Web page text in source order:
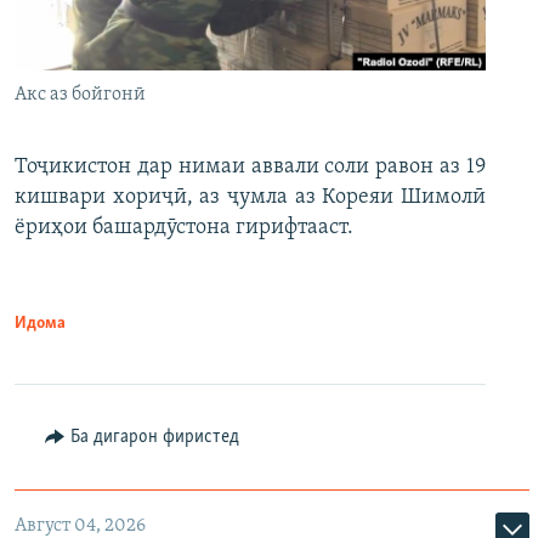
Акс аз бойгонӣ
Тоҷикистон дар нимаи аввали соли равон аз 19
кишвари хориҷӣ, аз ҷумла аз Кореяи Шимолӣ
ёриҳои башардӯстона гирифтааст.
Идома
Ба дигарон фиристед
Август 04, 2026